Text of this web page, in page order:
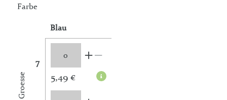
Farbe
Blau
Groesse
7
5,49 €